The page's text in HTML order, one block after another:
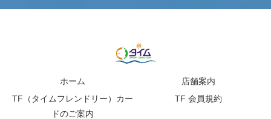
ホーム
店舗案内
TF（タイムフレンドリー）カー
ドのご案内
TF 会員規約